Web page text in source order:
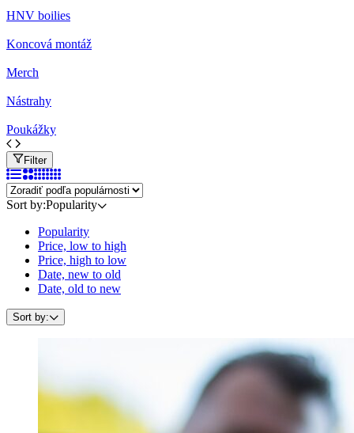
HNV boilies
Koncová montáž
Merch
Nástrahy
Poukážky
Filter
Sort by:Popularity
Popularity
Price, low to high
Price, high to low
Date, new to old
Date, old to new
Sort by: